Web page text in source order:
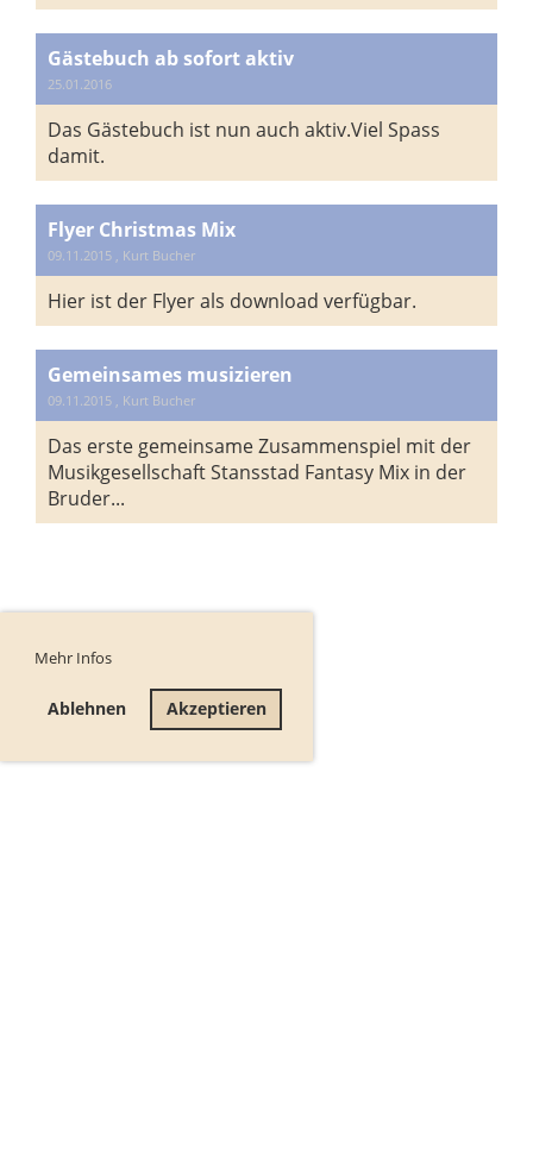
Mehr Infos
Ablehnen Akzeptieren
Gästebuch ab sofort aktiv
25.01.2016
Das Gästebuch ist nun auch aktiv.Viel Spass
damit.
Flyer Christmas Mix
09.11.2015 , Kurt Bucher
Hier ist der Flyer als download verfügbar.
Gemeinsames musizieren
09.11.2015 , Kurt Bucher
Das erste gemeinsame Zusammenspiel mit der
Musikgesellschaft Stansstad Fantasy Mix in der
Bruder...